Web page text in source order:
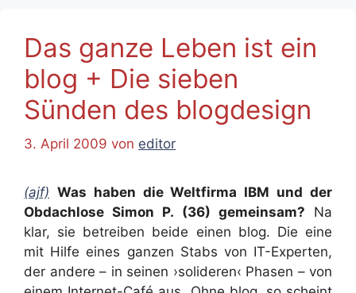
Das ganze Leben ist ein
blog + Die sieben
Sünden des blogdesign
3. April 2009 von editor
(ajf) Was haben die Weltfirma IBM und der
Obdachlose Simon P. (36) gemeinsam? Na
klar, sie betreiben beide einen blog. Die eine
mit Hilfe eines ganzen Stabs von IT-Experten,
der andere – in seinen ›solideren‹ Phasen – von